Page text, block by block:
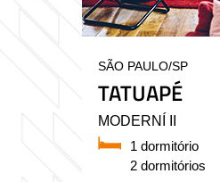
SÃO PAULO/SP
TATUAPÉ
MODERNÍ II
1 dormitório
2 dormitórios